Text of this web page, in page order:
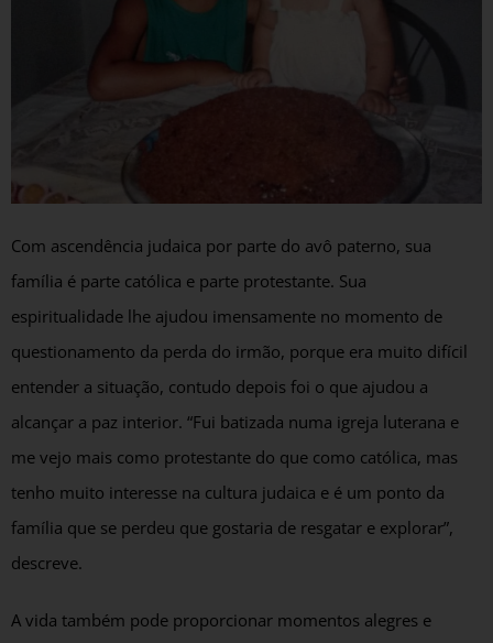
Com ascendência judaica por parte do avô paterno, sua
família é parte católica e parte protestante. Sua
espiritualidade lhe ajudou imensamente no momento de
questionamento da perda do irmão, porque era muito difícil
entender a situação, contudo depois foi o que ajudou a
alcançar a paz interior. “Fui batizada numa igreja luterana e
me vejo mais como protestante do que como católica, mas
tenho muito interesse na cultura judaica e é um ponto da
família que se perdeu que gostaria de resgatar e explorar”,
descreve.
A vida também pode proporcionar momentos alegres e